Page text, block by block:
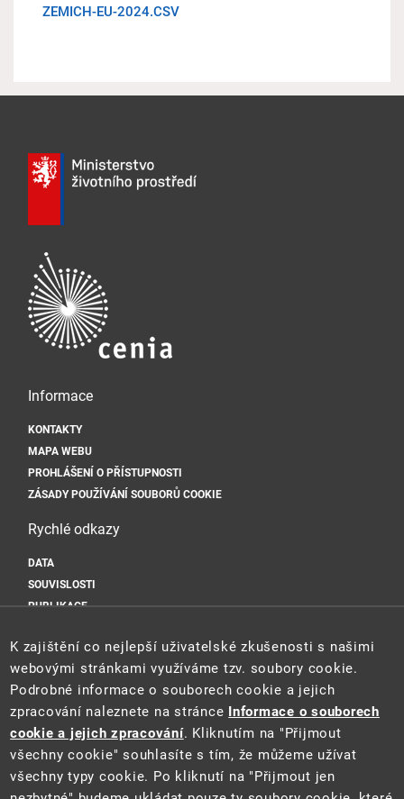
ZEMICH-EU-2024.CSV
Informace
KONTAKTY
MAPA WEBU
PROHLÁŠENÍ O PŘÍSTUPNOSTI
ZÁSADY POUŽÍVÁNÍ SOUBORŮ COOKIE
Rychlé odkazy
DATA
SOUVISLOSTI
PUBLIKACE
Sociální sítě
Tento web je součástí Informačního systému pro statistiku a reporting
K zajištění co nejlepší uživatelské zkušenosti s našimi
webovými stránkami využíváme tzv. soubory cookie.
Podrobné informace o souborech cookie a jejich
zpracování naleznete na stránce Informace o souborech
cookie a jejich zpracování. Kliknutím na "Přijmout
všechny cookie" souhlasíte s tím, že můžeme užívat
všechny typy cookie. Po kliknutí na "Přijmout jen